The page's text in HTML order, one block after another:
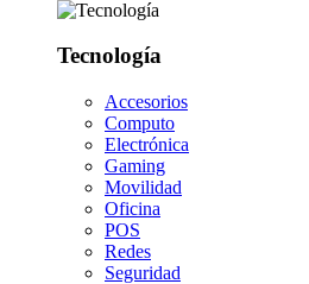
Tecnología
Accesorios
Computo
Electrónica
Gaming
Movilidad
Oficina
POS
Redes
Seguridad